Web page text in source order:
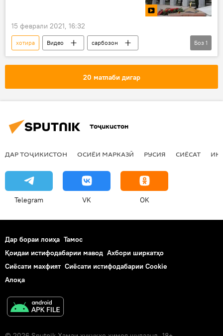
15 феврали 2021, 16:32
хотира Видео
сарбозон
Дар Русия
Боз 1
20 матлаби дигар
Тоҷикистон
ДАР ТОҶИКИСТОН ОСИЁИ МАРКАЗӢ РУСИЯ СИЁСАТ
Telegram VK OK
Дар бораи лоиҳа Тамос
Қоидаи истифодабарии мавод Ахбори ширкатҳо
Сиёсати махфият Сиёсати истифодабарии Cookie
Алоқа